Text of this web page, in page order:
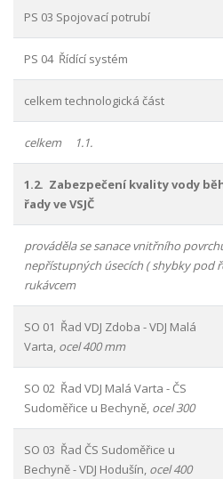
PS 03 Spojovací potrubí
PS 04 Řídící systém
celkem technologická část
celkem 1.1.
1.2. Zabezpečení kvality vody
řady ve VSJČ
prováděla se sanace vnitřního
nepřístupných úsecích ( shybky pod
rukávcem
SO 01 Řad VDJ Zdoba - VDJ Malá
Varta, ocel 400 mm
SO 02 Řad VDJ Malá Varta - ČS
Sudoměřice u Bechyně, ocel 300
SO 03 Řad ČS Sudoměřice u
Bechyně - VDJ Hodušín, ocel 400